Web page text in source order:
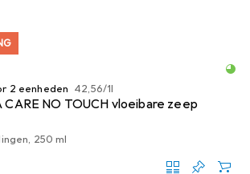
2 eenheden EUR
42,56/1l
CARE NO TOUCH vloeibare zeep
250 ml